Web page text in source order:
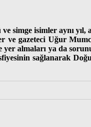
simge isimler aynı yıl,
ve gazeteci Uğur
almaları ya da
sağlanarak